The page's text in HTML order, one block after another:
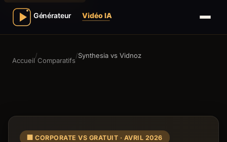
Accueil
/
Comparatifs
/Synthesia vs Vidnoz
🏢 CORPORATE VS GRATUIT · AVRIL 2026